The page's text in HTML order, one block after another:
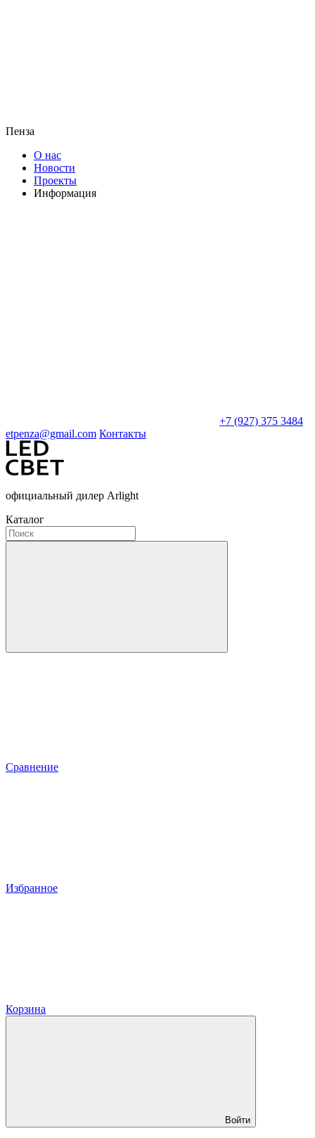
Пенза
О нас
Новости
Проекты
Информация
+7 (927) 375 3484
etpenza@gmail.com Контакты
официальный дилер Arlight
Каталог
Сравнение
Избранное
Корзина
Войти